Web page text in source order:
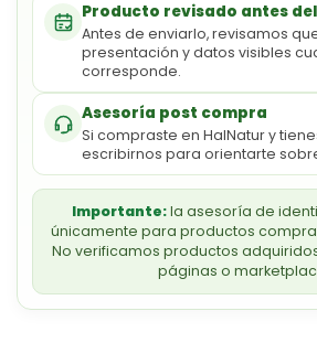
Producto revisado antes
Antes de enviarlo, revisamos
presentación y datos visibles
corresponde.
Asesoría post compra
Si compraste en HalNatur y
escribirnos para orientarte
Importante:la asesoría de
únicamente para productos
No verificamos productos
páginas o